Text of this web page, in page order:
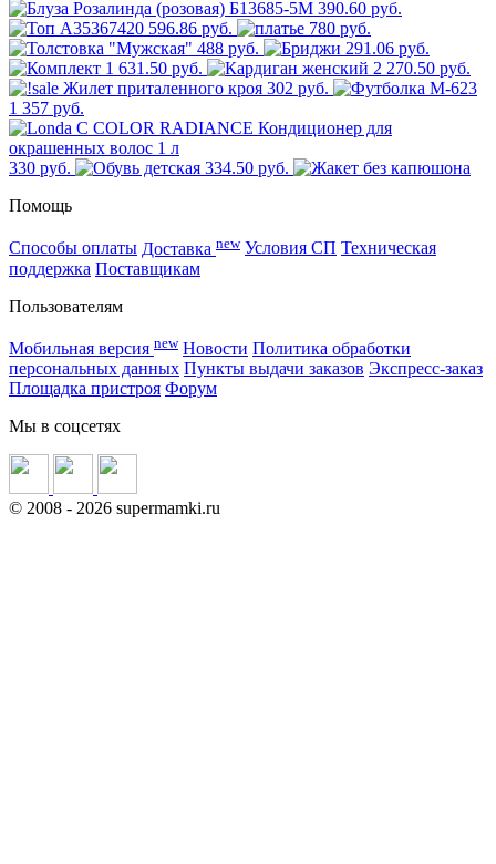
390.60 руб.
596.86 руб.
780 руб.
488 руб.
291.06 руб.
1 631.50 руб.
2 270.50 руб.
302 руб.
1 357 руб.
330 руб.
334.50 руб.
Помощь
Способы оплаты Доставка new Условия СП Техническая
поддержка Поставщикам
Пользователям
Мобильная версия new Новости Политика обработки
персональных данных Пункты выдачи заказов Экспресс-заказ
Площадка пристроя Форум
Мы в соцсетях
© 2008 - 2026 supermamki.ru